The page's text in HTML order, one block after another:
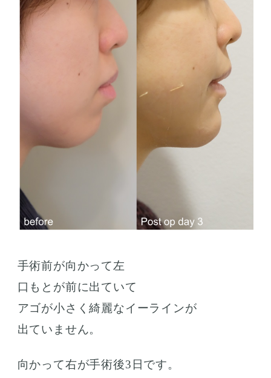
手術前が向かって左
口もとが前に出ていて
アゴが小さく綺麗なイーラインが
出ていません。
向かって右が手術後3日です。